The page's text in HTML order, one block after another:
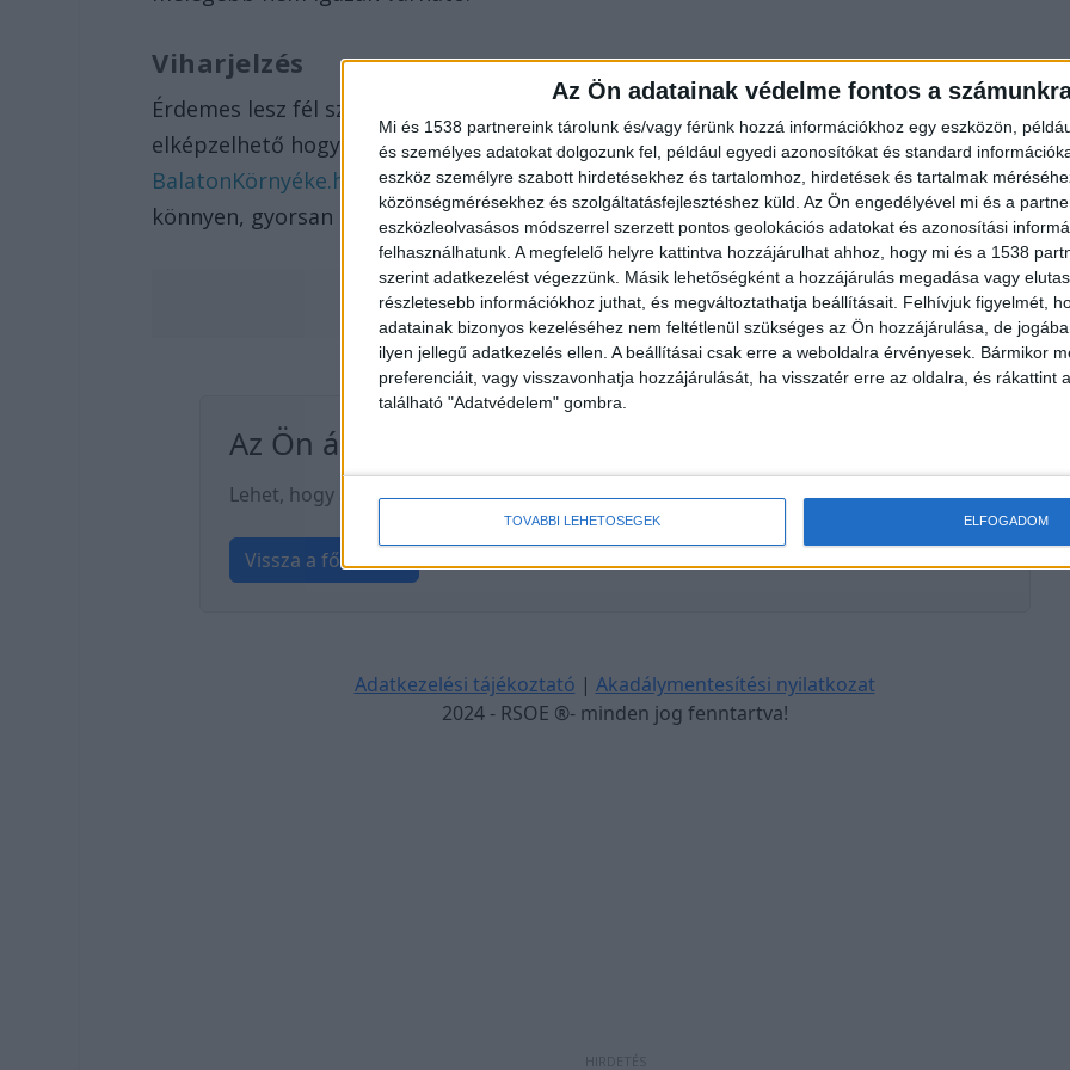
Az Ön adatainak védelme fontos a
Mi és 1538 partnereink tárolunk és/vagy férünk hozzá információkhoz egy eszközön,
és személyes adatokat dolgozunk fel, például egyedi azonosítókat és standard
eszköz személyre szabott hirdetésekhez és tartalomhoz, hirdetések és tartalmak
közönségmérésekhez és szolgáltatásfejlesztéshez küld. Az Ön engedélyével mi és a
eszközleolvasásos módszerrel szerzett pontos geolokációs adatokat és azonosítási
felhasználhatunk. A megfelelő helyre kattintva hozzájárulhat ahhoz, hogy mi és a 1538
szerint adatkezelést végezzünk. Másik lehetőségként a hozzájárulás megadása vagy
részletesebb információkhoz juthat, és megváltoztathatja beállításait. Felhívjuk figyelmét,
adatainak bizonyos kezeléséhez nem feltétlenül szükséges az Ön hozzájárulása, de
ilyen jellegű adatkezelés ellen. A beállításai csak erre a weboldalra érvényesek. Bármikor
preferenciáit, vagy visszavonhatja hozzájárulását, ha visszatér erre az oldalra, és rákattint
található "Adatvédelem" gombra.
TOVÁBBI LEHETŐSÉGEK ELFOGADOM
Viharjelzés
Érdemes lesz fél szemünkkel a viharjelző LED lámpákra figyelni, ugyanis könnyen
elképzelhető hogy viharjelzési fokozat is lesz elrendelve. A viharjelzés aktuális állását a
BalatonKörnyéke.hu hírportál címlapjánbármikor megnézheted, az alábbi térképünk ott
könnyen, gyorsan elérhető.